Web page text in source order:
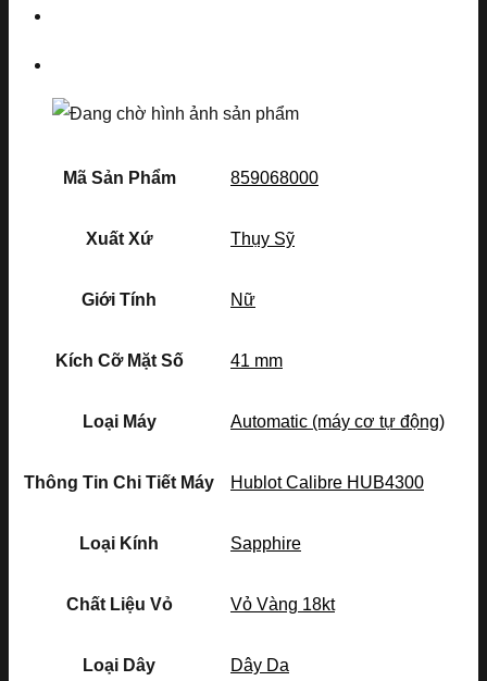
Mã Sản Phẩm 859068000
Xuất Xứ Thụy Sỹ
Giới Tính Nữ
Kích Cỡ Mặt Số 41 mm
Loại Máy Automatic (máy cơ tự động)
Thông Tin Chi Tiết Máy Hublot Calibre HUB4300
Loại Kính Sapphire
Chất Liệu Vỏ Vỏ Vàng 18kt
Loại Dây Dây Da